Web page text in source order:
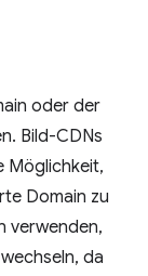
oder der
Bild-CDNs
Möglichkeit,
Domain zu
verwenden,
da